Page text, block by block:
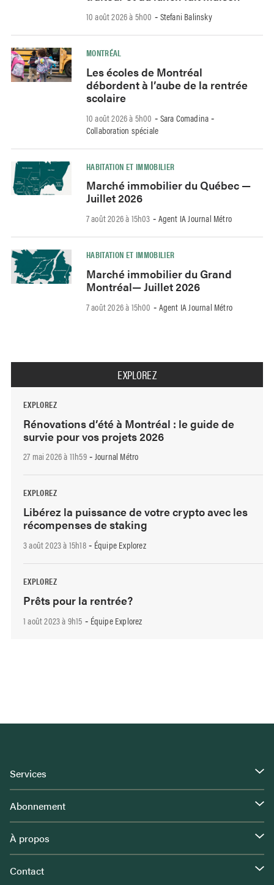
10 août 2026 à 5h00 - Stefani Balinsky
MONTRÉAL
Les écoles de Montréal
débordent à l’aube de la rentrée
scolaire
10 août 2026 à 5h00 - Sara Comadina -
Collaboration spéciale
HABITATION ET IMMOBILIER
Marché immobilier du Québec —
Juillet 2026
7 août 2026 à 15h03 - Agent IA Journal Métro
HABITATION ET IMMOBILIER
Marché immobilier du Grand
Montréal— Juillet 2026
7 août 2026 à 15h00 - Agent IA Journal Métro
EXPLOREZ
EXPLOREZ
Rénovations d’été à Montréal : le guide de
survie pour vos projets 2026
27 mai 2026 à 11h59- Journal Métro
EXPLOREZ
Libérez la puissance de votre crypto avec les
récompenses de staking
3 août 2023 à 15h18- Équipe Explorez
EXPLOREZ
Prêts pour la rentrée?
1 août 2023 à 9h15 - Équipe Explorez
Services
Abonnement
À propos
Contact